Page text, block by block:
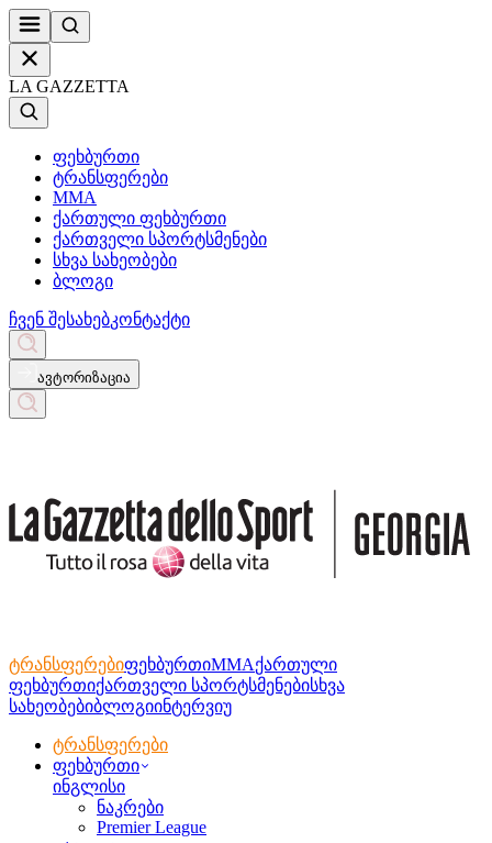
LA GAZZETTA
ფეხბურთი
ტრანსფერები
MMA
ქართული ფეხბურთი
ქართველი სპორტსმენები
სხვა სახეობები
ბლოგი
ჩვენ შესახებკონტაქტი
ავტორიზაცია
ტრანსფერებიფეხბურთიMMAქართული
ფეხბურთიქართველი სპორტსმენებისხვა
სახეობებიბლოგიინტერვიუ
ტრანსფერები
ფეხბურთი
ინგლისი
ნაკრები
Premier League